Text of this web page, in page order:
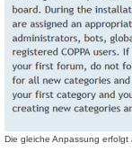
Die gleiche Anpassung erfolgt